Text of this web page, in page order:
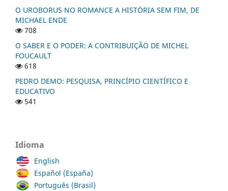
O UROBORUS NO ROMANCE A HISTÓRIA SEM FIM, DE
MICHAEL ENDE
708
O SABER E O PODER: A CONTRIBUIÇÃO DE MICHEL
FOUCAULT
618
PEDRO DEMO: PESQUISA, PRINCÍPIO CIENTÍFICO E
EDUCATIVO
541
Idioma
English
Español (España)
Português (Brasil)